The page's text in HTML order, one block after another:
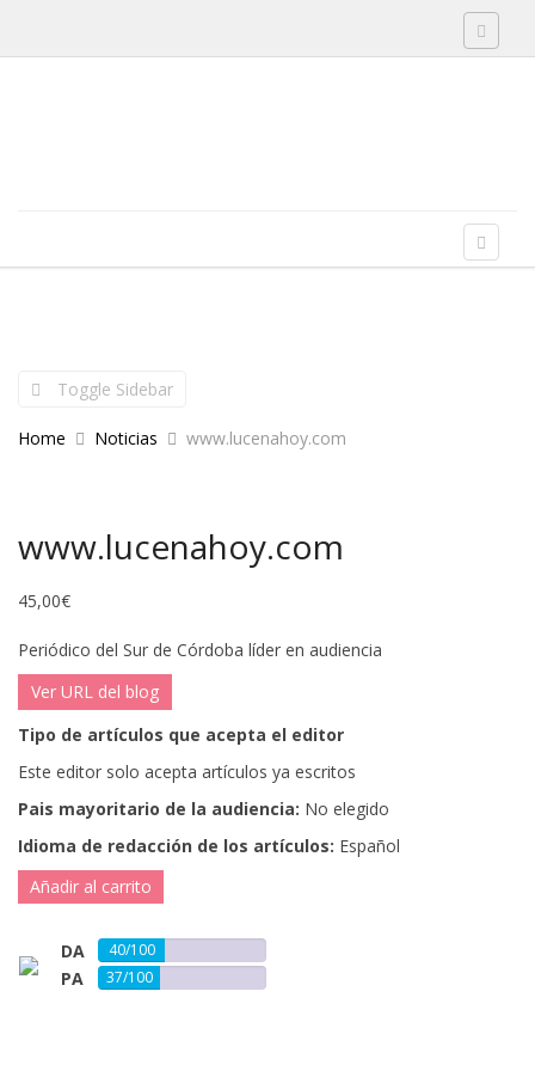
Toggle Sidebar
Home Noticias www.lucenahoy.com
www.lucenahoy.com
45,00€
Periódico del Sur de Córdoba líder en audiencia
Ver URL del blog
Tipo de artículos que acepta el editor
Este editor solo acepta artículos ya escritos
Pais mayoritario de la audiencia: No elegido
Idioma de redacción de los artículos: Español
Añadir al carrito
DA 40/100
PA 37/100